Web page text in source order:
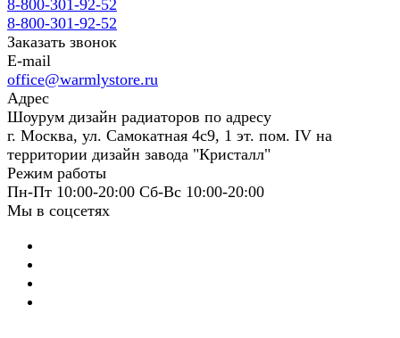
8-800-301-92-52
8-800-301-92-52
Заказать звонок
E-mail
office@warmlystore.ru
Адрес
Шоурум дизайн радиаторов по адресу
г. Москва, ул. Самокатная 4с9, 1 эт. пом. IV на
территории дизайн завода "Кристалл"
Режим работы
Пн-Пт 10:00-20:00 Сб-Вс 10:00-20:00
Мы в соцсетях